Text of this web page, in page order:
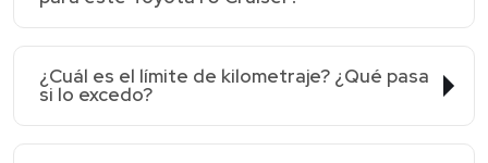
¿Cuál es el límite de kilometraje? ¿Qué pasa
si lo excedo?